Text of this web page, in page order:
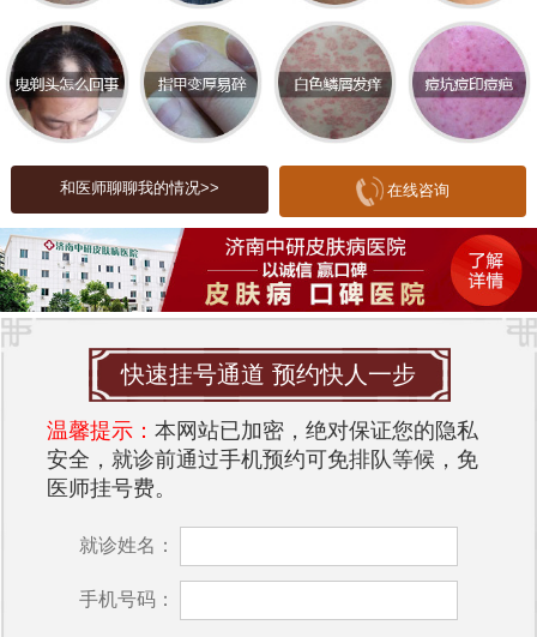
会引起不适，但在某些情况下，雀斑的出现可能与
健康问题有关。
二、脖子上长雀斑的原因
1. 遗传因素：许多人的雀斑是由遗传因素决定的，
尤其是在家族中有多个成员出现类似症状时，可能
是基因的影响。
2. 激素变化：激素水平的波动也可能导致雀斑的出
现。例如，怀孕、更年期或其他内分泌疾病可能引
发激素变化，从而导致皮肤出现雀斑。
3. 内分泌失调：内分泌系统的失调，尤其是甲状腺
功能异常，可能会导致皮肤出现异常pigmentation，
包括雀斑。
4. 紫外线暴露：长期暴露在阳光下，尤其是紫外线
三、脖子上长雀斑可能预示的疾病
虽然大多数情况下，脖子上的雀斑是无害的，但在
和医师聊聊我的情况>> 在线咨询
快速挂号通道 预约快人一步
温馨提示： 本网站已加密，绝对保证您的隐私
安全，就诊前通过手机预约可免排队等候，免
医师挂号费。
就诊姓名：
手机号码：